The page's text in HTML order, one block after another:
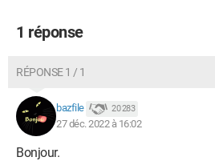
1 réponse
RÉPONSE 1 / 1
bazfile 20 283
27 déc. 2022 à 16:02
Bonjour.